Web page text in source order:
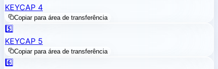
KEYCAP 4
Copiar para área de transferência
5️⃣
KEYCAP 5
Copiar para área de transferência
6️⃣